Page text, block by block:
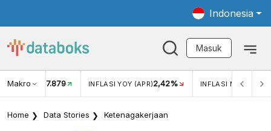
Indonesia
Masuk
Makro
USD/IDR 17.879 INFLASI YOY (APR)2,42% INFLASI MOM (APR)
Home Data Stories Ketenagakerjaan